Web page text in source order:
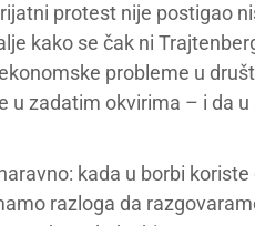
protest nije postigao
kako se čak ni
probleme u
u zadatim okvirima – i da u
kada u borbi koriste
razloga da